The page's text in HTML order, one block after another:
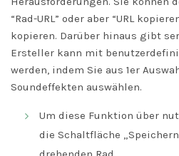
“Rad-URL” oder aber “URL
kopieren. Darüber hinaus gibt
Ersteller kann mit
werden, indem Sie aus 1er
Soundeffekten auswählen.
Um diese Funktion über
die Schaltfläche